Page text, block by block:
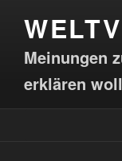
Meinungen
erklären